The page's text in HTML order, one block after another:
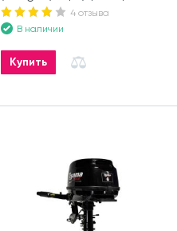
такта)
4 отзыва
В наличии
Купить